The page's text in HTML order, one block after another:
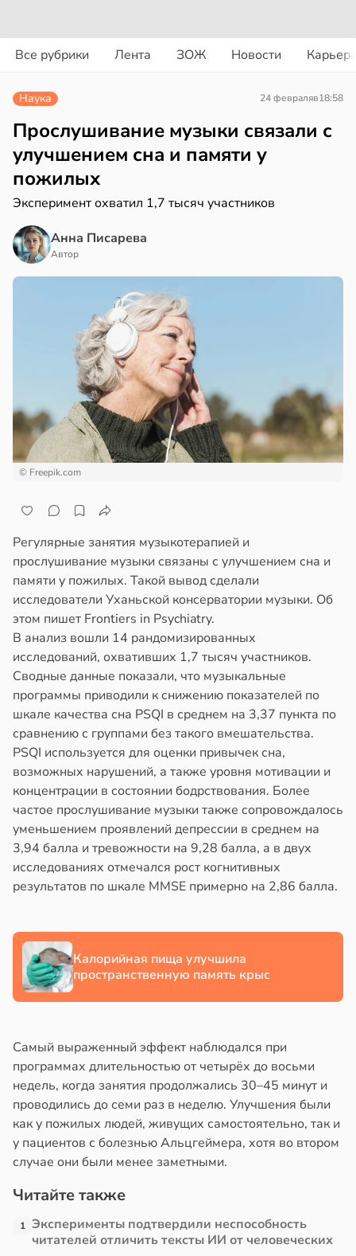
Все рубрики Лента ЗОЖ Новости
в19:49
13:55
в21:42
в
Наука 24 февраляв18:58
Прослушивание музыки связали с
улучшением сна и памяти у
пожилых
Эксперимент охватил 1,7 тысяч участников
Анна Писарева
Автор
© Freepik.com
Регулярные занятия музыкотерапией и
прослушивание музыки связаны с улучшением сна и
памяти у пожилых. Такой вывод сделали
исследователи Уханьской консерватории музыки. Об
этом пишет Frontiers in Psychiatry.
В анализ вошли 14 рандомизированных
исследований, охвативших 1,7 тысяч участников.
Сводные данные показали, что музыкальные
программы приводили к снижению показателей по
шкале качества сна PSQI в среднем на 3,37 пункта по
сравнению с группами без такого вмешательства.
PSQI используется для оценки привычек сна,
возможных нарушений, а также уровня мотивации и
концентрации в состоянии бодрствования. Более
частое прослушивание музыки также сопровождалось
уменьшением проявлений депрессии в среднем на
3,94 балла и тревожности на 9,28 балла, а в двух
исследованиях отмечался рост когнитивных
результатов по шкале MMSE примерно на 2,86 балла.
Калорийная пища улучшила
пространственную память крыс
Самый выраженный эффект наблюдался при
программах длительностью от четырёх до восьми
недель, когда занятия продолжались 30–45 минут и
проводились до семи раз в неделю. Улучшения были
как у пожилых людей, живущих самостоятельно, так и
у пациентов с болезнью Альцгеймера, хотя во втором
случае они были менее заметными.
Читайте также
1 Эксперименты подтвердили неспособность
читателей отличить тексты ИИ от человеческих
в 19:27
в17:21
в16:23